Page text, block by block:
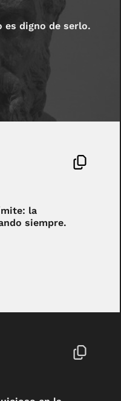
es digno de serlo.
la
siempre.